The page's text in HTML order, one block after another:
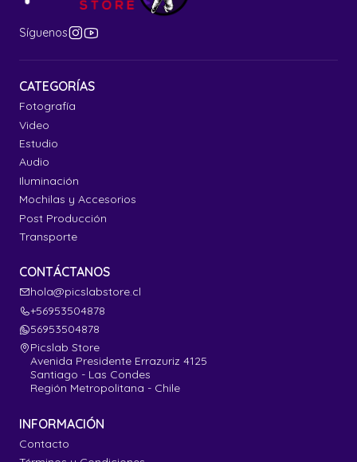
Síguenos
CATEGORÍAS
Fotografía
Video
Estudio
Audio
Iluminación
Mochilas y Accesorios
Post Producción
Transporte
CONTÁCTANOS
hola@picslabstore.cl
+56953504878
56953504878
Picslab Store
Avenida Presidente Errazuriz 4125
Santiago - Las Condes
Región Metropolitana - Chile
INFORMACIÓN
Contacto